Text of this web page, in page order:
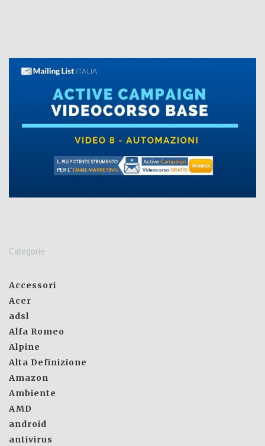
Categorie
Accessori
Acer
adsl
Alfa Romeo
Alpine
Alta Definizione
Amazon
Ambiente
AMD
android
antivirus